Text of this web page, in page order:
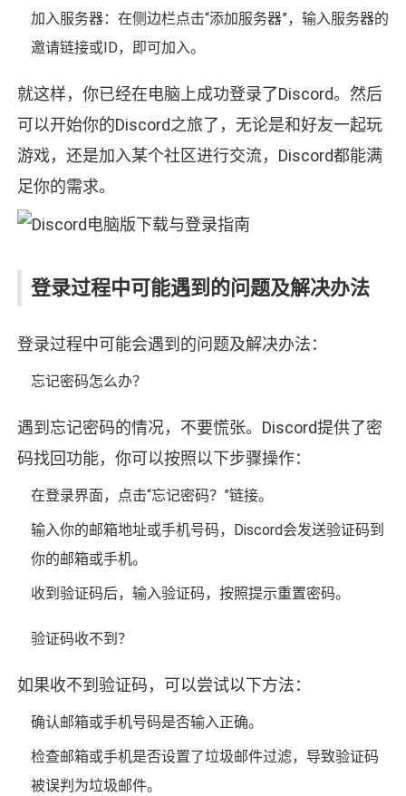
加入服务器：在侧边栏点击“添加服务器”，输入服务器的
邀请链接或ID，即可加入。
就这样，你已经在电脑上成功登录了Discord。然后
可以开始你的Discord之旅了，无论是和好友一起玩
游戏，还是加入某个社区进行交流，Discord都能满
足你的需求。
登录过程中可能遇到的问题及解决办法
登录过程中可能会遇到的问题及解决办法：
忘记密码怎么办？
遇到忘记密码的情况，不要慌张。Discord提供了密
码找回功能，你可以按照以下步骤操作：
在登录界面，点击“忘记密码？”链接。
输入你的邮箱地址或手机号码，Discord会发送验证码到
你的邮箱或手机。
收到验证码后，输入验证码，按照提示重置密码。
验证码收不到？
如果收不到验证码，可以尝试以下方法：
确认邮箱或手机号码是否输入正确。
检查邮箱或手机是否设置了垃圾邮件过滤，导致验证码
被误判为垃圾邮件。